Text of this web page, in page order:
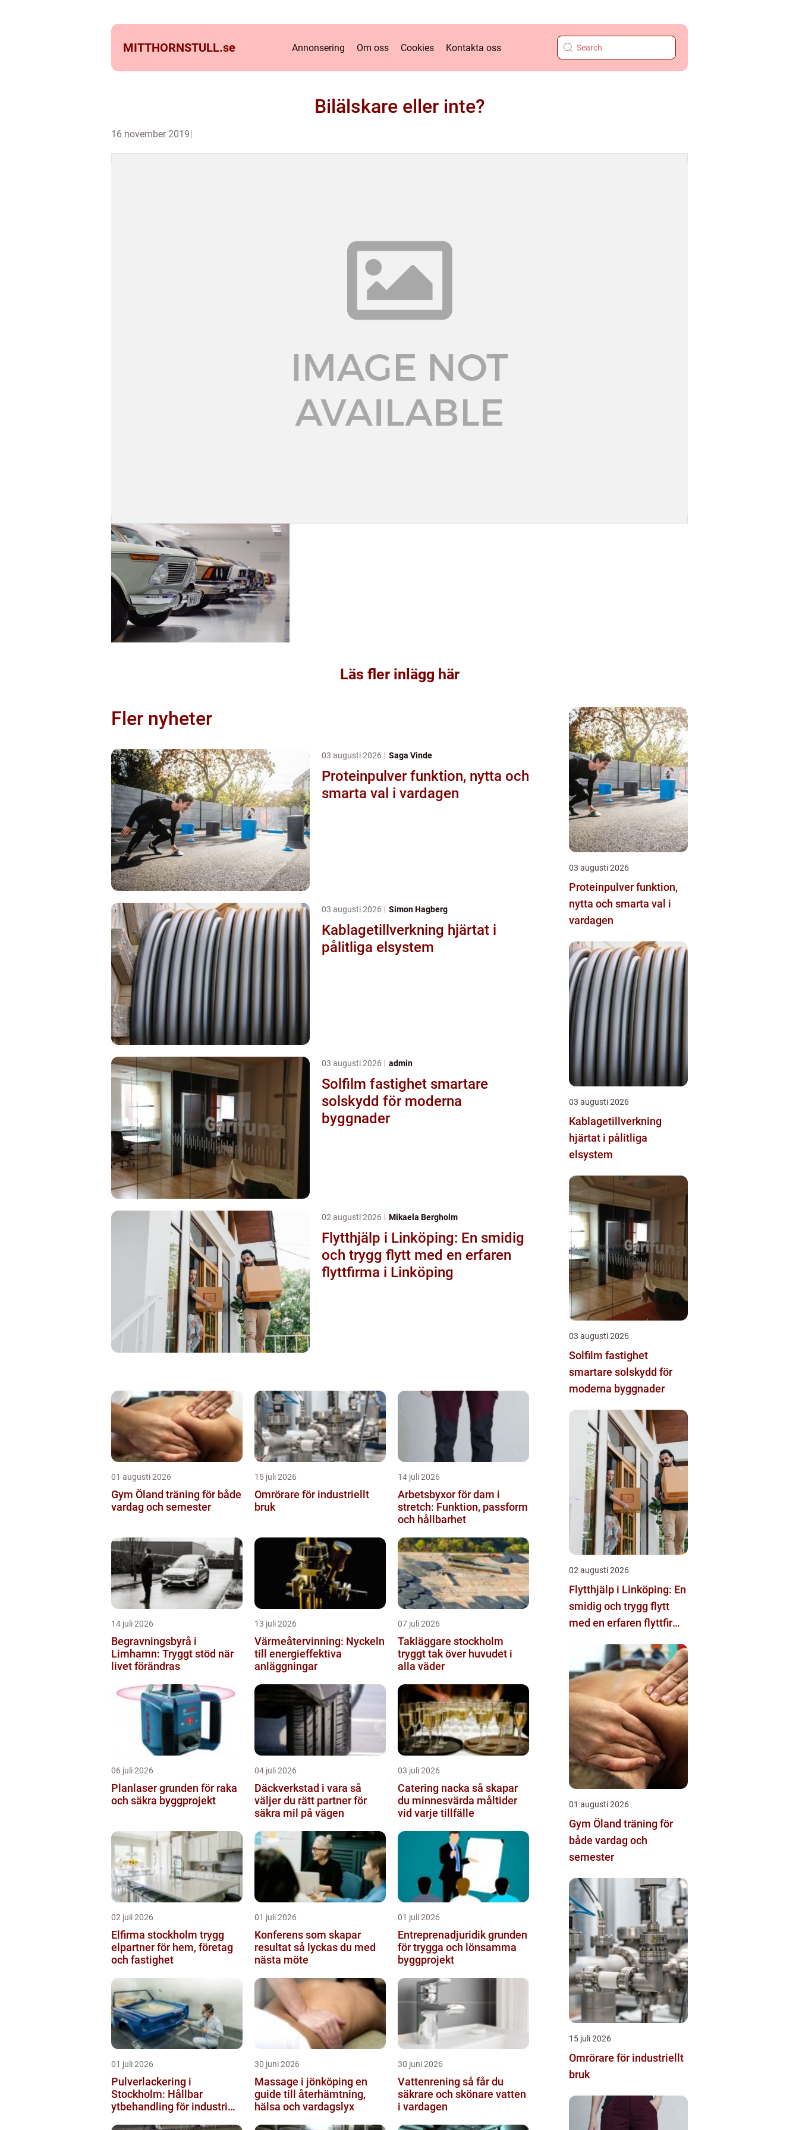
MITTHORNSTULL.se Annonsering Om oss Cookies Kontakta oss
Bilälskare eller inte?
16 november 2019
Läs fler inlägg här
Fler nyheter
03 augusti 2026 Saga Vinde
Proteinpulver funktion, nytta och
smarta val i vardagen
03 augusti 2026 Simon Hagberg
Kablagetillverkning hjärtat i
pålitliga elsystem
03 augusti 2026 admin
Solfilm fastighet smartare
solskydd för moderna
byggnader
02 augusti 2026 Mikaela Bergholm
Flytthjälp i Linköping: En smidig
och trygg flytt med en erfaren
flyttfirma i Linköping
01 augusti 2026
Gym Öland träning för både
vardag och semester
15 juli 2026
Omrörare för industriellt
bruk
14 juli 2026
Arbetsbyxor för dam i
stretch: Funktion, passform
och hållbarhet
14 juli 2026
Begravningsbyrå i
Limhamn: Tryggt stöd när
livet förändras
13 juli 2026
Värmeåtervinning: Nyckeln
till energieffektiva
anläggningar
07 juli 2026
Takläggare stockholm
tryggt tak över huvudet i
alla väder
06 juli 2026
Planlaser grunden för raka
och säkra byggprojekt
04 juli 2026
Däckverkstad i vara så
väljer du rätt partner för
säkra mil på vägen
03 juli 2026
Catering nacka så skapar
du minnesvärda måltider
vid varje tillfälle
02 juli 2026
Elfirma stockholm trygg
elpartner för hem, företag
och fastighet
01 juli 2026
Konferens som skapar
resultat så lyckas du med
nästa möte
01 juli 2026
Entreprenadjuridik grunden
för trygga och lönsamma
byggprojekt
01 juli 2026
Pulverlackering i
Stockholm: Hållbar
ytbehandling för industri
30 juni 2026
Massage i jönköping en
guide till återhämtning,
hälsa och vardagslyx
30 juni 2026
Vattenrening så får du
säkrare och skönare vatten
i vardagen
03 augusti 2026
Proteinpulver funktion,
nytta och smarta val i
vardagen
03 augusti 2026
Kablagetillverkning
hjärtat i pålitliga
elsystem
03 augusti 2026
Solfilm fastighet
smartare solskydd för
moderna byggnader
02 augusti 2026
Flytthjälp i Linköping: En
smidig och trygg flytt
med en erfaren flyttfirma
01 augusti 2026
Gym Öland träning för
både vardag och
semester
15 juli 2026
Omrörare för industriellt
bruk